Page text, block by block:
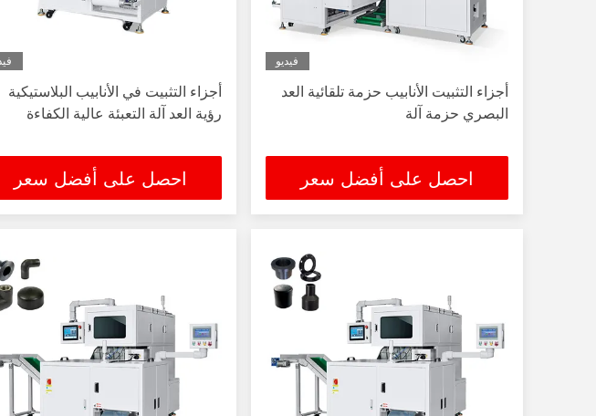
فيديو
أجزاء التثبيت الأنابيب حزمة تلقائية العد
البصري حزمة آلة
احصل على أفضل سعر
أجزاء التثبيت في الأنابيب البلاستيكية
رؤية العد آلة التعبئة عالية الكفاءة
احصل على أفضل سعر